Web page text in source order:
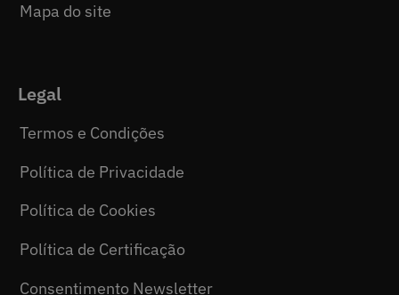
Mapa do site
Legal
Termos e Condições
Política de Privacidade
Política de Cookies
Política de Certificação
Consentimento Newsletter